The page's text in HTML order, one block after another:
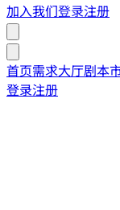
加入我们登录注册
首页需求大厅剧本
登录注册